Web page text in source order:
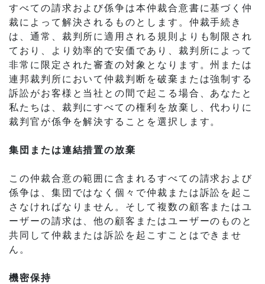
すべての請求および係争は本仲裁合意書に基づく仲
裁によって解決されるものとします。仲裁手続き
は、通常、裁判所に適用される規則よりも制限され
ており、より効率的で安価であり、裁判所によって
非常に限定された審査の対象となります。州または
連邦裁判所において仲裁判断を破棄または強制する
訴訟がお客様と当社との間で起こる場合、あなたと
私たちは、裁判にすべての権利を放棄し、代わりに
裁判官が係争を解決することを選択します。
集団または連結措置の放棄
この仲裁合意の範囲に含まれるすべての請求および
係争は、集団ではなく個々で仲裁または訴訟を起こ
さなければなりません。そして複数の顧客またはユ
ーザーの請求は、他の顧客またはユーザーのものと
共同して仲裁または訴訟を起こすことはできませ
ん。
機密保持